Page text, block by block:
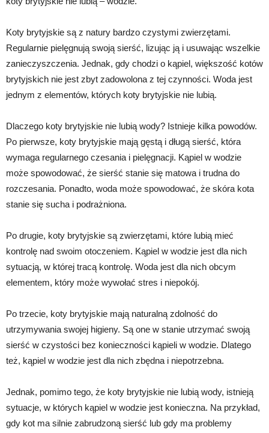
Koty brytyjskie są z natury bardzo czystymi zwierzętami.
Regularnie pielęgnują swoją sierść, lizując ją i usuwając wszelkie
zanieczyszczenia. Jednak, gdy chodzi o kąpiel, większość kotów
brytyjskich nie jest zbyt zadowolona z tej czynności. Woda jest
jednym z elementów, których koty brytyjskie nie lubią.
Dlaczego koty brytyjskie nie lubią wody? Istnieje kilka powodów.
Po pierwsze, koty brytyjskie mają gęstą i długą sierść, która
wymaga regularnego czesania i pielęgnacji. Kąpiel w wodzie
może spowodować, że sierść stanie się matowa i trudna do
rozczesania. Ponadto, woda może spowodować, że skóra kota
stanie się sucha i podrażniona.
Po drugie, koty brytyjskie są zwierzętami, które lubią mieć
kontrolę nad swoim otoczeniem. Kąpiel w wodzie jest dla nich
sytuacją, w której tracą kontrolę. Woda jest dla nich obcym
elementem, który może wywołać stres i niepokój.
Po trzecie, koty brytyjskie mają naturalną zdolność do
utrzymywania swojej higieny. Są one w stanie utrzymać swoją
sierść w czystości bez konieczności kąpieli w wodzie. Dlatego
też, kąpiel w wodzie jest dla nich zbędna i niepotrzebna.
Jednak, pomimo tego, że koty brytyjskie nie lubią wody, istnieją
sytuacje, w których kąpiel w wodzie jest konieczna. Na przykład,
gdy kot ma silnie zabrudzoną sierść lub gdy ma problemy